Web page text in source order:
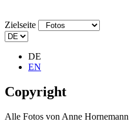
Zielseite
DE
EN
Copyright
Alle Fotos von Anne Hornemann